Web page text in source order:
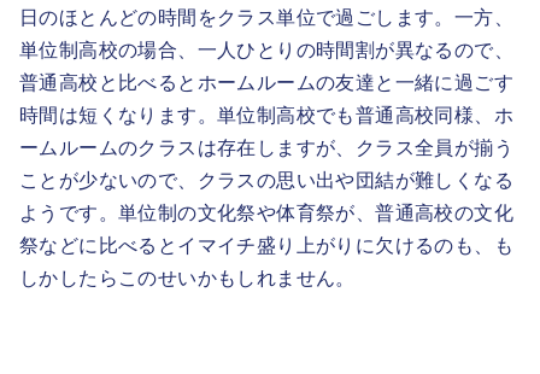
日のほとんどの時間をクラス単位で過ごします。一方、
単位制高校の場合、一人ひとりの時間割が異なるので、
普通高校と比べるとホームルームの友達と一緒に過ごす
時間は短くなります。単位制高校でも普通高校同様、ホ
ームルームのクラスは存在しますが、クラス全員が揃う
ことが少ないので、クラスの思い出や団結が難しくなる
ようです。単位制の文化祭や体育祭が、普通高校の文化
祭などに比べるとイマイチ盛り上がりに欠けるのも、も
しかしたらこのせいかもしれません。